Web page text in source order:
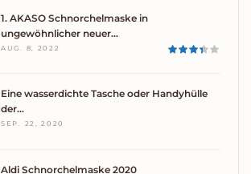
1. AKASO Schnorchelmaske in
ungewöhnlicher neuer…
AUG. 8, 2022
Eine wasserdichte Tasche oder Handyhülle
der…
SEP. 22, 2020
Aldi Schnorchelmaske 2020